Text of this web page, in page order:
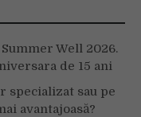
Well 2026.
de 15 ani
specializat sau pe
avantajoasă?